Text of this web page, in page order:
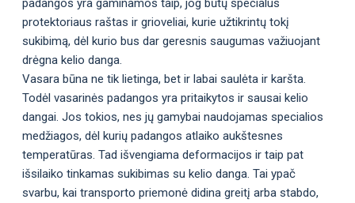
protektoriaus raštas ir grioveliai, kurie užtikrintų tokį
sukibimą, dėl kurio bus dar geresnis saugumas važiuojant
drėgna kelio danga.
Vasara būna ne tik lietinga, bet ir labai saulėta ir karšta.
Todėl vasarinės padangos yra pritaikytos ir sausai kelio
dangai. Jos tokios, nes jų gamybai naudojamas specialios
medžiagos, dėl kurių padangos atlaiko aukštesnes
temperatūras. Tad išvengiama deformacijos ir taip pat
išsilaiko tinkamas sukibimas su kelio danga. Tai ypač
svarbu, kai transporto priemonė didina greitį arba stabdo,